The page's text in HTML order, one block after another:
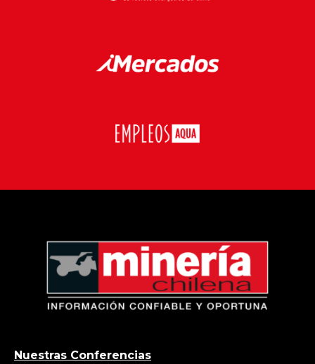
Nuestras Conferencias